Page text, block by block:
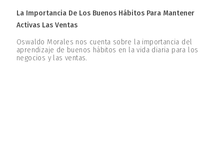
La Importancia De Los Buenos Hábitos Para Mantener
Activas Las Ventas
Oswaldo Morales nos cuenta sobre la importancia del
aprendizaje de buenos hábitos en la vida diaria para los
negocios y las ventas.